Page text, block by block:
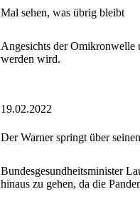
Mal sehen, was übrig bleibt
Angesichts der Omikronwelle
werden wird.
19.02.2022
Der Warner springt über
Bundesgesundheitsminister
hinaus zu gehen, da die